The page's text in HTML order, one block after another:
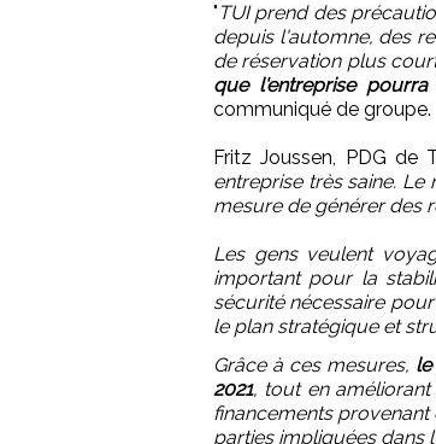
" TUI prend des
depuis l'automne, des
de réservation plus
que l'entreprise
communiqué de groupe.
Fritz Joussen, PDG de
entreprise très saine.
mesure de générer des
Les gens veulent
important pour la
sécurité nécessaire
le plan stratégique et
Grâce à ces mesures,
2021, tout en
financements
parties impliquées dans